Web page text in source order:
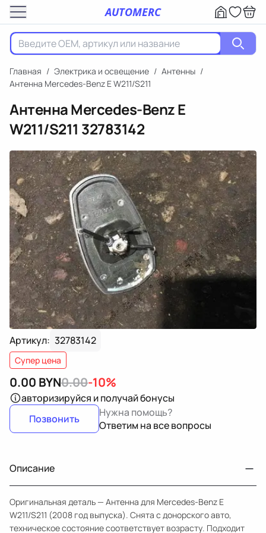
AUTOMERC
Главная / Электрика и освещение / Антенны /
Антенна Mercedes-Benz E W211/S211
Антенна Mercedes-Benz E
W211/S211 32783142
Артикул: 32783142
Супер цена
0.00 BYN0.00-10%
авторизируйся и получай бонусы
Позвонить
Нужна помощь?
Ответим на все вопросы
Описание
Оригинальная деталь — Антенна для Mercedes-Benz E
W211/S211 (2008 год выпуска). Снята с донорского авто,
техническое состояние соответствует возрасту. Подходит